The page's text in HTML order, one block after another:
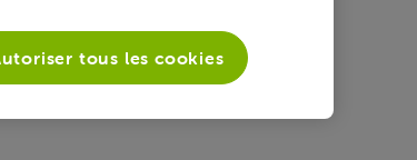
tous les cookies